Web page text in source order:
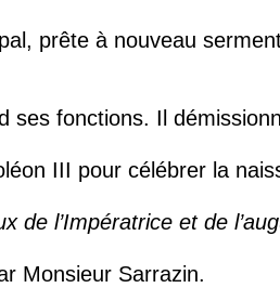
prête à nouveau
ses fonctions. Il
III pour célébrer la
l’Impératrice et de
Monsieur Sarrazin.